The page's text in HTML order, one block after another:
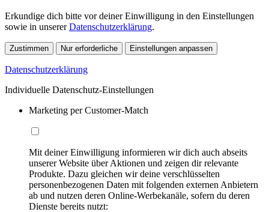
Erkundige dich bitte vor deiner Einwilligung in den Einstellungen
sowie in unsererDatenschutzerklärung.
Zustimmen Nur erforderliche Einstellungen anpassen
Datenschutzerklärung
Individuelle Datenschutz-Einstellungen
Marketing per Customer-Match
Mit deiner Einwilligung informieren wir dich auch abseits
unserer Website über Aktionen und zeigen dir relevante
Produkte. Dazu gleichen wir deine verschlüsselten
personenbezogenen Daten mit folgenden externen Anbietern
ab und nutzen deren Online-Werbekanäle, sofern du deren
Dienste bereits nutzt: